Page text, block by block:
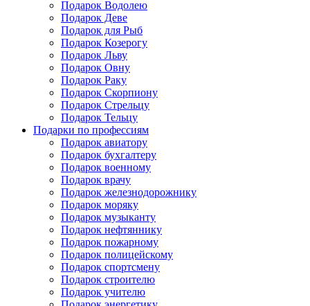
Подарок Водолею
Подарок Деве
Подарок для Рыб
Подарок Козерогу
Подарок Льву
Подарок Овну
Подарок Раку
Подарок Скорпиону
Подарок Стрельцу
Подарок Тельцу
Подарки по профессиям
Подарок авиатору
Подарок бухгалтеру
Подарок военному
Подарок врачу
Подарок железнодорожнику
Подарок моряку
Подарок музыканту
Подарок нефтяннику
Подарок пожарному
Подарок полицейскому
Подарок спортсмену
Подарок строителю
Подарок учителю